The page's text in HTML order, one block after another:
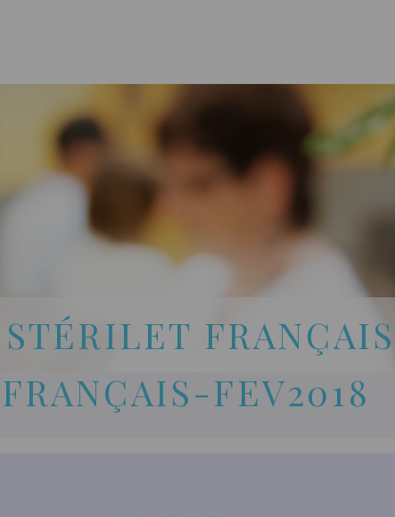
CLINIQUE DES FEMMES DE L’OUTAOUAIS
1 819 778-2055
FEV2018